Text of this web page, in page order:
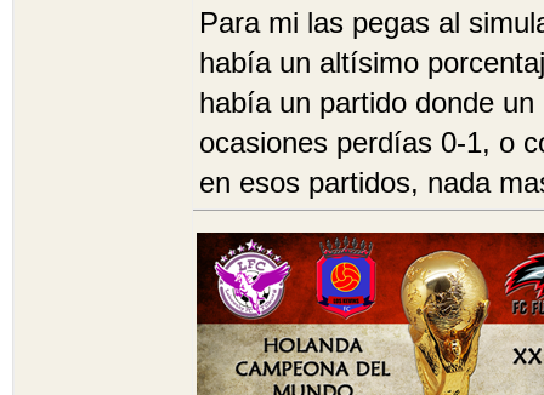
Para mi las pegas al
había un altísimo
había un partido donde
ocasiones perdías 0-1, o
en esos partidos, nada